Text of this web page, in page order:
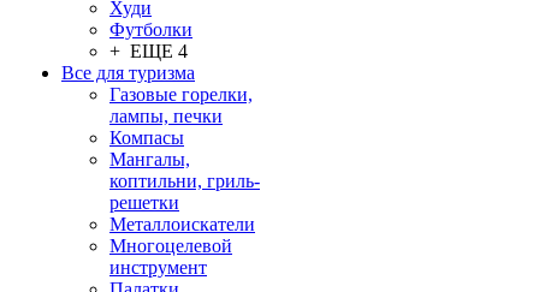
Худи
Футболки
+ ЕЩЕ 4
Все для туризма
Газовые горелки,
лампы, печки
Компасы
Мангалы,
коптильни, гриль-
решетки
Металлоискатели
Многоцелевой
инструмент